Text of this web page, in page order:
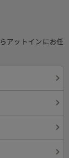
アットインにお任